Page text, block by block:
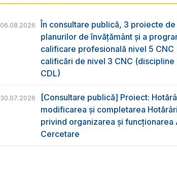
06.08.2026
În consultare publică, 3 proiecte
planurilor de învățământ și a
calificare profesională nivel 5
calificări de nivel 3 CNC
CDL)
30.07.2026
[Consultare publică] Proiect:
modificarea și completarea
privind organizarea şi
Cercetare